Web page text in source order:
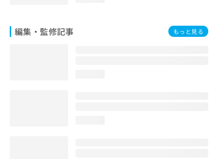
編集・監修記事 もっと見る